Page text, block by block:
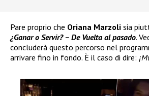
Pare proprio che Oriana Marzoli sia
¿Ganar o Servir? – De Vuelta al pasado.
concluderà questo percorso nel
arrivare fino in fondo. È il caso di dire: